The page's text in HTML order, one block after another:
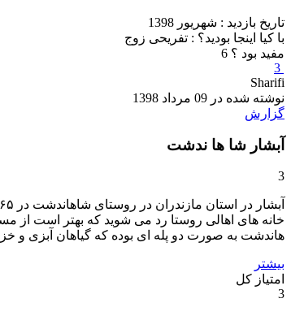
تاریخ بازدید : شهریور 1398
با کیا اینجا بودید؟ : تفریحی زوج
مفید بود ؟ 6
3
Sharifi
نوشته شده در 09 مرداد 1398
گزارش
آبشار شا ها ندشت
3
خانه های اهالی روستا رد می شوید که بهتر است از
هاندشت به صورت دو پله ای بوده که گیاهان آبزی و
بیشتر
امتیاز کل
3